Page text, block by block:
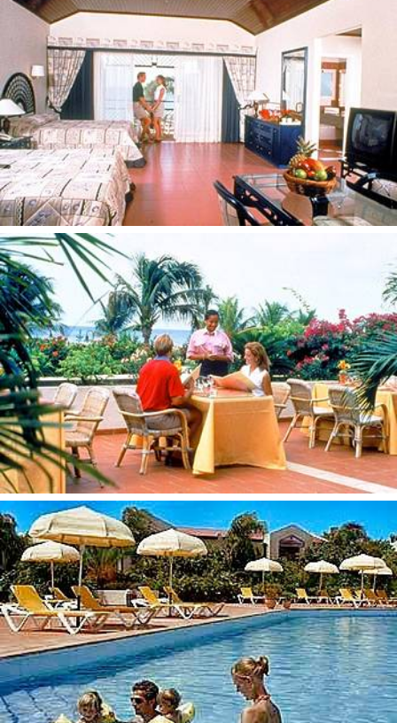
Teniso kortai
Burlentės
Povandeninis plaukiojimas
Kateriai
Motorinės valtys
Bėgimo takai
Žygiai pėsčiomis/dviračiais
Dviračių nuoma
Žvejyba
Ekskursijos/turai
Vaikams:
Vaikų baseinas
Vaikų priežiūros centras
Vaikiškos lovelės (pageidaujant)
Paplūdimys
Privatus, smėlio.